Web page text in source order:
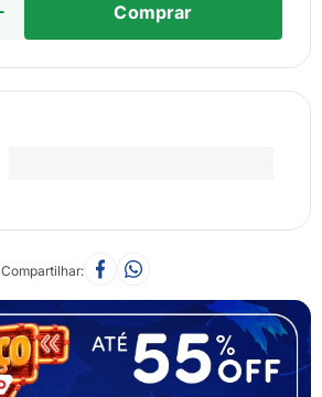
Comprar
Compartilhar